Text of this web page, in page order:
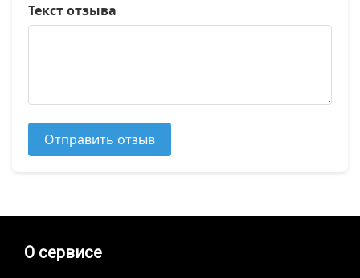
Текст отзыва
Отправить отзыв
О сервисе